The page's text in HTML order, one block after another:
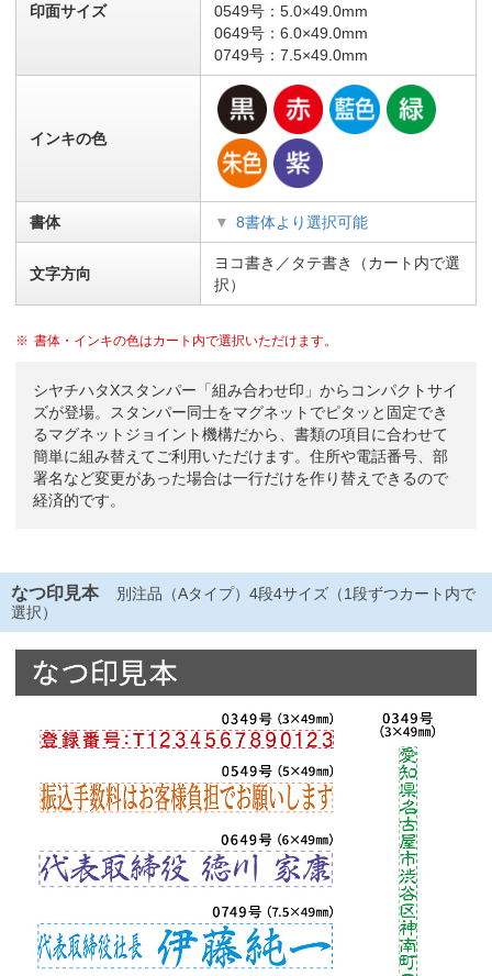
印面サイズ
0549号：5.0×49.0mm
0649号：6.0×49.0mm
0749号：7.5×49.0mm
インキの色
書体 8書体より選択可能
文字方向
ヨコ書き／タテ書き（カート内で選
択）
書体・インキの色はカート内で選択いただけます。
シヤチハタXスタンパー「組み合わせ印」からコンパクトサイ
ズが登場。スタンパー同士をマグネットでピタッと固定でき
るマグネットジョイント機構だから、書類の項目に合わせて
簡単に組み替えてご利用いただけます。住所や電話番号、部
署名など変更があった場合は一行だけを作り替えできるので
経済的です。
なつ印見本
別注品（Aタイプ）4段4サイズ（1段ずつカート内で
選択）